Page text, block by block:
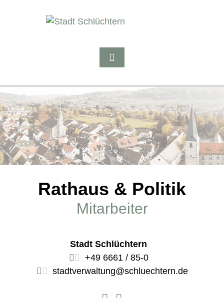
Rathaus & Politik
Mitarbeiter
Stadt Schlüchtern
+49 6661 / 85-0
stadtverwaltung@schluechtern.de